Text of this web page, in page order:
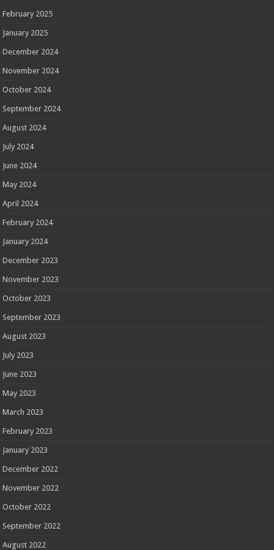
February 2025
January 2025
December 2024
November 2024
October 2024
September 2024
August 2024
July 2024
June 2024
May 2024
April 2024
February 2024
January 2024
December 2023
November 2023
October 2023
September 2023
August 2023
July 2023
June 2023
May 2023
March 2023
February 2023
January 2023
December 2022
November 2022
October 2022
September 2022
August 2022